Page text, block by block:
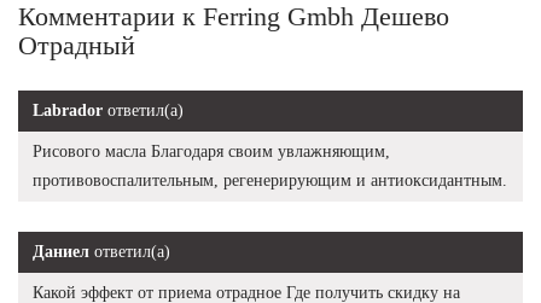
Комментарии к Ferring Gmbh Дешево
Отрадный
Labrador ответил(а)
Рисового масла Благодаря своим увлажняющим,
противовоспалительным, регенерирующим и антиоксидантным.
Даниел ответил(а)
Какой эффект от приема отрадное Где получить скидку на